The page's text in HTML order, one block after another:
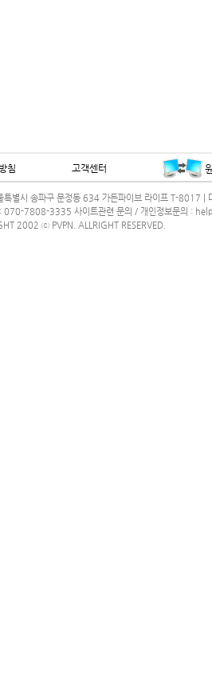
침 고객센터
특별시 송파구 문정동 634 가든파이브 라이프 T-8017
: 070-7808-3335 사이트관련 문의 / 개인정보문의 :
2002 ⓒ PVPN. ALLRIGHT RESERVED.